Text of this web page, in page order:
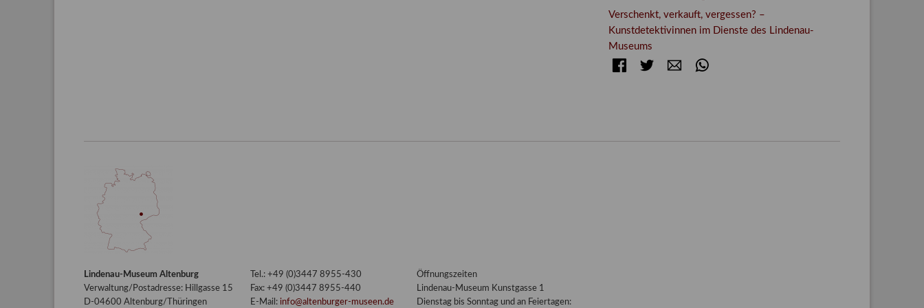
Verschenkt, verkauft, vergessen? –
Kunstdetektivinnen im Dienste des Lindenau-
Museums
FacebookTwitter E-mail
Lindenau-Museum Altenburg
Verwaltung/Postadresse: Hillgasse 15
D-04600 Altenburg/Thüringen
Tel.: +49 (0)3447 8955-430
Fax: +49 (0)3447 8955-440
E-Mail: info@altenburger-museen.de
Öffnungszeiten
Lindenau-Museum Kunstgasse 1
Dienstag bis Sonntag und an Feiertagen: